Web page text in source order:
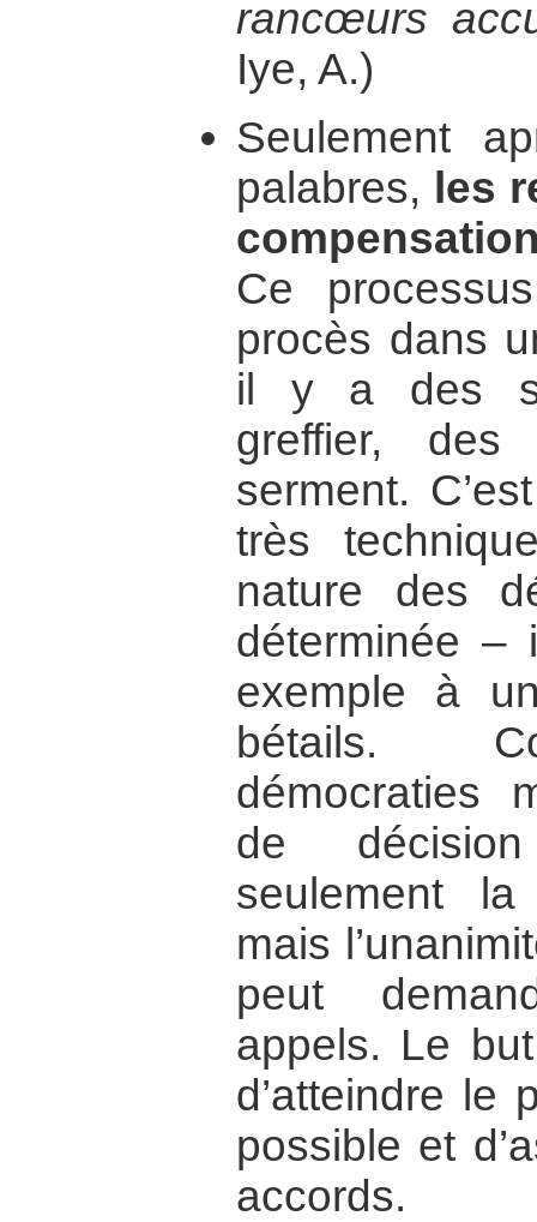
rancœurs
Iye, A.)
Seulement
palabres,
les
Ce
procès dans
il y a des
greffier,
serment.
très
nature des
déterminée –
exemple à
bétails.
démocraties
de
seulement
mais
peut
appels. Le
d’atteindre le
possible et
accords.